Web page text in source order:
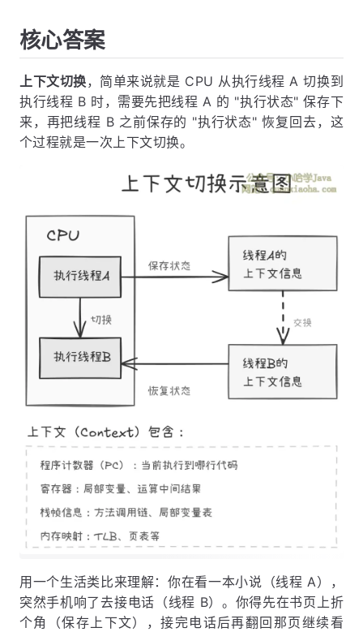
核心答案
上下文切换，简单来说就是 CPU 从执行线程 A 切换到
执行线程 B 时，需要先把线程 A 的 "执行状态" 保存下
来，再把线程 B 之前保存的 "执行状态" 恢复回去，这
个过程就是一次上下文切换。
用一个生活类比来理解：你在看一本小说（线程 A），
突然手机响了去接电话（线程 B）。你得先在书页上折
个角（保存上下文），接完电话后再翻回那页继续看